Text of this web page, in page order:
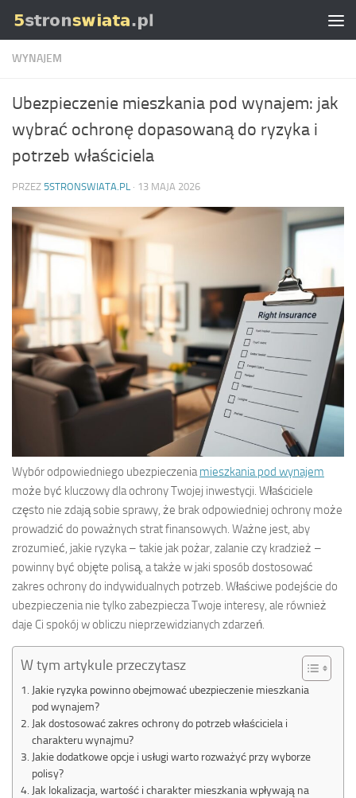
Skip to content
WYNAJEM
Ubezpieczenie mieszkania pod wynajem: jak
wybrać ochronę dopasowaną do ryzyka i
potrzeb właściciela
PRZEZ 5STRONSWIATA.PL · 13 MAJA 2026
Wybór odpowiedniego ubezpieczenia mieszkania pod wynajem
może być kluczowy dla ochrony Twojej inwestycji. Właściciele
często nie zdają sobie sprawy, że brak odpowiedniej ochrony może
prowadzić do poważnych strat finansowych. Ważne jest, aby
zrozumieć, jakie ryzyka – takie jak pożar, zalanie czy kradzież –
powinny być objęte polisą, a także w jaki sposób dostosować
zakres ochrony do indywidualnych potrzeb. Właściwe podejście do
ubezpieczenia nie tylko zabezpiecza Twoje interesy, ale również
daje Ci spokój w obliczu nieprzewidzianych zdarzeń.
W tym artykule przeczytasz
Jakie ryzyka powinno obejmować ubezpieczenie mieszkania
pod wynajem?
Jak dostosować zakres ochrony do potrzeb właściciela i
charakteru wynajmu?
Jakie dodatkowe opcje i usługi warto rozważyć przy wyborze
polisy?
Jak lokalizacja, wartość i charakter mieszkania wpływają na